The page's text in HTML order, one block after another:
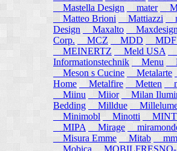
Mastella Design
mater
Matteo Brioni
Mattiazzi
Design
Maxalto Maxdesign
Corp.
MCZ MDD MDF
MEINERTZ
Meld USA
Informationstechnik
Menu
Meson s Cucine
Metalarte
Home Metalfire Metten
Miinu
Miior Milan
Bedding
Milldue
Minimobl Minotti MINT
MIPA
Mirage
Misura Emme
Mitab